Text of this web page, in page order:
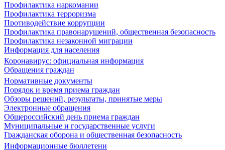
Профилактика наркомании
Профилактика терроризма
Противодействие коррупции
Профилактика правонарушений, общественная безопасность
Профилактика незаконной миграции
Информация для населения
Коронавирус: официальная информация
Обращения граждан
Нормативные документы
Порядок и время приема граждан
Обзоры решений, результаты, принятые меры
Электронные обращения
Общероссийский день приема граждан
Муниципальные и государственные услуги
Гражданская оборона и общественная безопасность
Информационные бюллетени